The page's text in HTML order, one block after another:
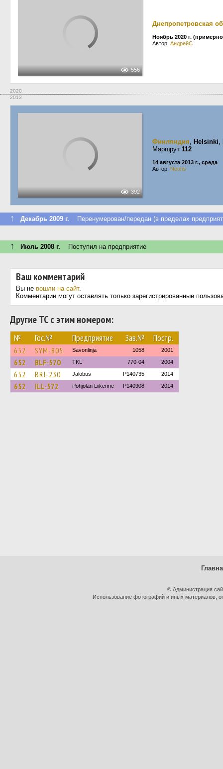
556
Днепропетровская
Ноябрь 2020 г.
Автор: АндрейС
2020
2013
392
Финляндия, Helsinki,
Маршрут 112
14 августа 2013 г., среда
Автор: Neons
↑ Декабрь 2009 г. Перенумерован/передан (в пределах
↑ Июль 2008 г. Поступил на предприятие
Ваш комментарий
Вы не вошли на сайт.
Комментарии могут оставлять только зарегистрированные
Другие ТС с этим номером:
№ Гос.№ Предприятие Зав.№ Постр.
652 SYM-805 Savonlinja 1058 2001
652 BLF-570 TKL 770-04 2004
652 BRJ-230 Jalobus P140735 2014
652 ILL-572 Pohjolan Liikenne P140908 2014
© Администрация
Использование фотографий и иных материалов,